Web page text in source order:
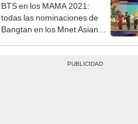
BTS en los MAMA 2021:
todas las nominaciones de
Bangtan en los Mnet Asian